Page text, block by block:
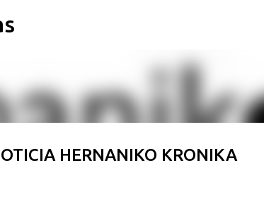
HERNANIKO KRONIKA